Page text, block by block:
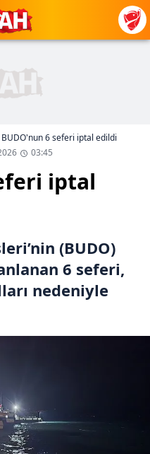
BUDO'nun 6 seferi iptal edildi
03:45
iptal
(BUDO)
6 seferi,
nedeniyle